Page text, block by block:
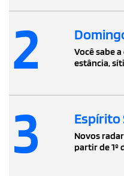
2
Você sabe
estância,
3 Espírito
Novos
partir de 1º